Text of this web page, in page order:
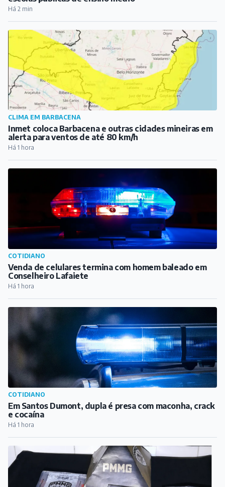
Há 2 min
CLIMA EM BARBACENA
Inmet coloca Barbacena e outras cidades mineiras em
alerta para ventos de até 80 km/h
Há 1 hora
COTIDIANO
Venda de celulares termina com homem baleado em
Conselheiro Lafaiete
Há 1 hora
COTIDIANO
Em Santos Dumont, dupla é presa com maconha, crack
e cocaína
Há 1 hora